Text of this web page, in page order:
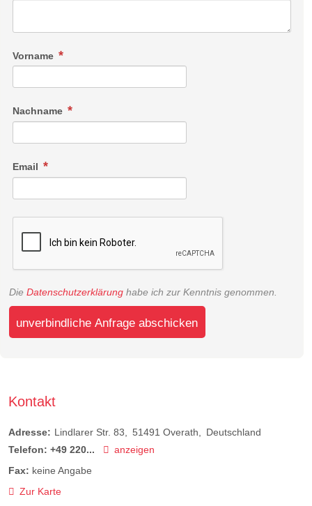
Vorname
Nachname
Email
Die Datenschutzerklärung habe ich zur Kenntnis genommen.
unverbindliche Anfrage abschicken
Kontakt
Adresse: Lindlarer Str. 83 51491 Overath
Deutschland
Telefon: +49 220...
anzeigen
Fax: keine Angabe
Zur Karte